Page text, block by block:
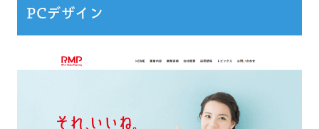
PCデザイン